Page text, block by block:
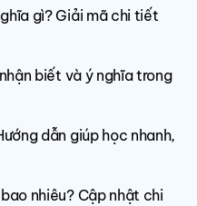
gì? Giải mã chi tiết
biết và ý nghĩa trong
dẫn giúp học nhanh,
nhiêu? Cập nhật chi